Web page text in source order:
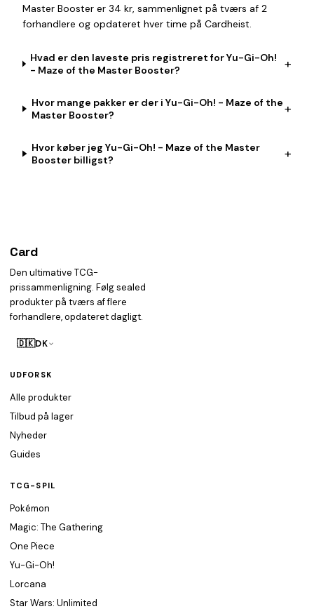
Master Booster er 34 kr, sammenlignet på tværs af 2
forhandlere og opdateret hver time på Cardheist.
Hvad er den laveste pris registreret for Yu-Gi-Oh!
- Maze of the Master Booster?
+
Hvor mange pakker er der i Yu-Gi-Oh! - Maze of the
Master Booster?
+
Hvor køber jeg Yu-Gi-Oh! - Maze of the Master
Booster billigst?
+
Card
Den ultimative TCG-
prissammenligning. Følg sealed
produkter på tværs af flere
forhandlere, opdateret dagligt.
🇩🇰DK
UDFORSK
Alle produkter
Tilbud på lager
Nyheder
Guides
TCG-SPIL
Pokémon
Magic: The Gathering
One Piece
Yu-Gi-Oh!
Lorcana
Star Wars: Unlimited